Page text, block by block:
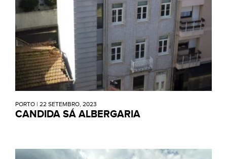
PORTO | 22 SETEMBRO, 2023
CANDIDA SÁ ALBERGARIA